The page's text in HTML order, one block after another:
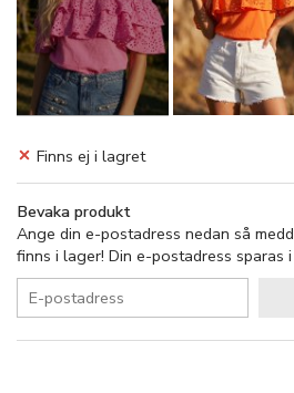
Finns ej i lagret
Bevaka produkt
Ange din e-postadress nedan så
finns i lager! Din e-postadress sparas